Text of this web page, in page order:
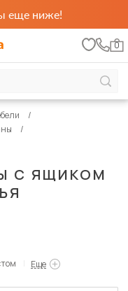
еще ниже!
0
С ЯЩИКОМ
Еще